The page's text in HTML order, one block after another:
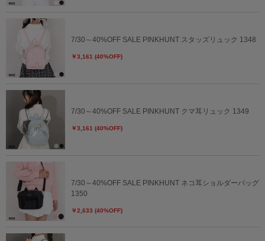
7/30～40%OFF SALE PINKHUNT スタッズリュック 1348
￥3,161 (40%OFF)
7/30～40%OFF SALE PINKHUNT クマ耳リュック 1349
￥3,161 (40%OFF)
7/30～40%OFF SALE PINKHUNT ネコ耳ショルダーバッグ
1350
￥2,633 (40%OFF)